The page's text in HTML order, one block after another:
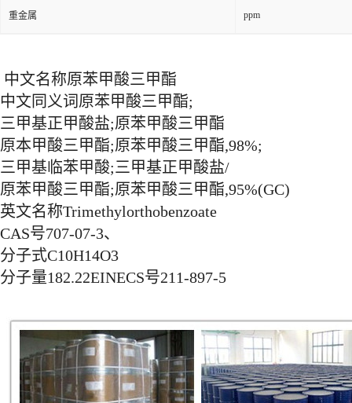
重金属 ppm
中文名称原苯甲酸三甲酯
中文同义词原苯甲酸三甲酯;
三甲基正甲酸盐;原苯甲酸三甲酯
原本甲酸三甲酯;原苯甲酸三甲酯,98%;
三甲基临苯甲酸;三甲基正甲酸盐/
原苯甲酸三甲酯;原苯甲酸三甲酯,95%(GC)
英文名称Trimethylorthobenzoate
CAS号707-07-3、
分子式C10H14O3
分子量182.22EINECS号211-897-5